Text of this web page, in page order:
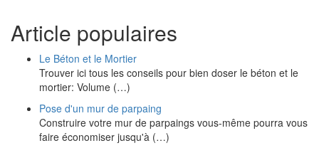
Article populaires
Le Béton et le Mortier
Trouver ici tous les conseils pour bien doser le béton et le
mortier: Volume (…)
Pose d'un mur de parpaing
Construire votre mur de parpaings vous-même pourra vous
faire économiser jusqu'à (…)